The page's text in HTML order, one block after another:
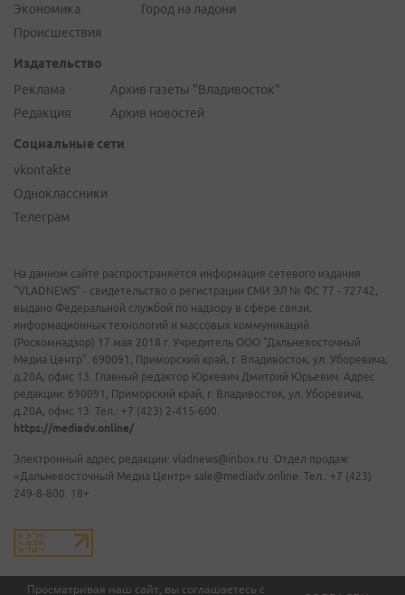
Просматривая наш сайт, вы соглашаетесь с
Экономика
Происшествия
Город на ладони
Издательство
Реклама
Редакция
Архив газеты "Владивосток"
Архив новостей
Социальные сети
vkontakte
Одноклассники
Телеграм
На данном сайте распространяется информация сетевого издания
"VLADNEWS" - свидетельство о регистрации СМИ ЭЛ № ФС 77 - 72742,
выдано Федеральной службой по надзору в сфере связи,
информационных технологий и массовых коммуникаций
(Роскомнадзор) 17 мая 2018 г. Учредитель ООО "Дальневосточный
Медиа Центр". 690091, Приморский край, г. Владивосток, ул. Уборевича,
д.20А, офис 13. Главный редактор Юркевич Дмитрий Юрьевич. Адрес
редакции: 690091, Приморский край, г. Владивосток, ул. Уборевича,
д.20А, офис 13. Тел.: +7 (423) 2-415-600.
https://mediadv.online/
Электронный адрес редакции: vladnews@inbox.ru. Отдел продаж
«Дальневосточный Медиа Центр» sale@mediadv.online. Тел.: +7 (423)
249-8-800. 18+